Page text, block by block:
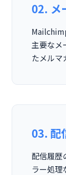
02. メ
主要なメ
たメルマ
03. 配
配信履歴
ラー処理